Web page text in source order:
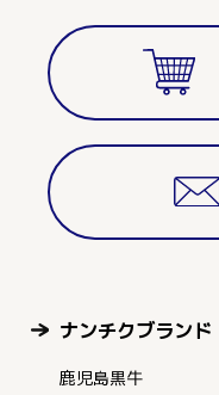
ナンチクブランド
鹿児島黒牛